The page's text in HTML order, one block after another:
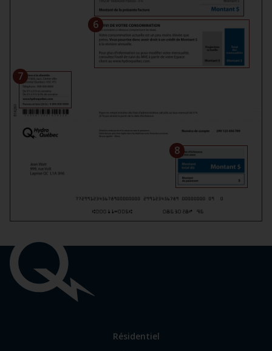
6
7
8
importants
Lien
Résidentiel